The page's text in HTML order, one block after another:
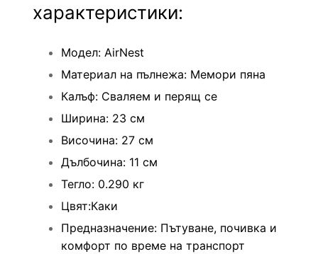
характеристики:
Модел: AirNest
Материал на пълнежа: Мемори пяна
Калъф: Сваляем и перящ се
Ширина: 23 см
Височина: 27 см
Дълбочина: 11 см
Тегло: 0.290 кг
Цвят:Каки
Предназначение: Пътуване, почивка и
комфорт по време на транспорт